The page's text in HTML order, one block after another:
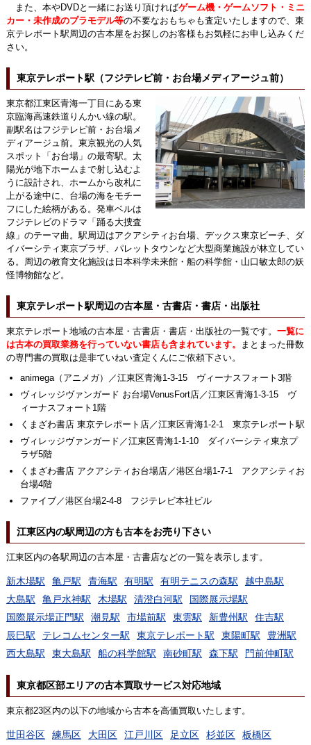
また、本やDVDと一緒にお送り頂ければゲーム機・ゲームソフト・ミニ
カー・未作成のプラモデル等の不要なおもちゃも査定いたしますので、東
京テレポート駅周辺の古本屋をお探しのお客様もお気軽にお申し込みくだ
さい。
東京テレポート駅（フジテレビ前・お台場メディアージュ前）
東京都江東区青海一丁目にある東
京臨海高速鉄道りんかい線の駅。
副駅名はフジテレビ前・お台場メ
ディアージュ前。東京観光の人気
スポット「お台場」の最寄駅。太
陽光が地下ホームまで射し込むよ
うに設計され、ホームから改札に
上がる途中に、台場の海をモチー
フにした絵柄がある。発車ベルは
フジテレビのドラマ「踊る大捜査
線」のテーマ曲。駅周辺はアクアシティお台場、デックス東京ビーチ、ダ
イバーシティ東京プラザ、パレットタウンなど大型商業施設が林立してい
る。周辺の教育文化施設は日本科学未来館・船の科学館・山口敏太郎の妖
怪博物館など。
東京テレポート駅周辺の古本屋・古書店・書店・出版社
東京テレポート地域の古本屋・古書店・書店・出版社の一覧です。 一覧に
は古本の買取業務を行っていない書店も含まれています。
まとまった冊数
の専門書の買取は是非ていねい査定くんにご依頼下さい。
animega（アニメガ）／江東区青海1-3-15 ヴィーナスフォート3階
ヴィレッジヴァンガード お台場VenusFort店／江東区青海1-3-15 ヴ
ィーナスフォート1階
くまざわ書店 東京テレポート店／江東区青海1-2-1 東京テレポート駅
ヴィレッジヴァンガード／江東区青海1-1-10 ダイバーシティ東京プ
ラザ5階
くまざわ書店 アクアシティお台場店／港区台場1-7-1 アクアシティお
台場4階
ファイブ／港区台場2-4-8 フジテレビ本社ビル
江東区内の駅周辺の方も古本をお売り下さい
江東区内の各駅周辺の古本屋・古書店などの一覧を表示します。
新木場駅 亀戸駅 青海駅 有明駅 有明テニスの森駅
越中島駅
大島駅
亀戸水神駅 木場駅 清澄白河駅
国際展示場駅
国際展示場正門駅
潮見駅 市場前駅 東雲駅 新豊州駅
住吉駅
辰巳駅
テレコムセンター駅 東京テレポート駅 東陽町駅
豊洲駅
西大島駅
東大島駅 船の科学館駅 南砂町駅 森下駅 門前仲町駅
東京都区部エリアの古本買取サービス対応地域
東京都23区内の以下の地域から古本を高価買取いたします。
世田谷区 練馬区 大田区 江戸川区 足立区 杉並区
板橋区